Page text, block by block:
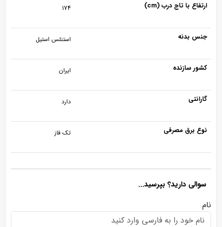
ارتفاع با تاج درب (cm) 174
جنس بدنه استنلس استیل
کشور سازنده ایران
گارانتی دارد
نوع برق مصرفی تک فاز
سوالی دارید؟ بپرسید...
نام